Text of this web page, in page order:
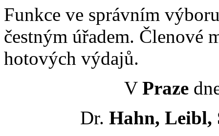
Funkce ve správním
čestným úřadem. Členové
hotových výdajů.
V Praze
Dr. Hahn, Leibl,